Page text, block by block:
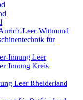
Leer-Wittmund
für
Innung Leer
Innung Kreis
Leer Rheiderland